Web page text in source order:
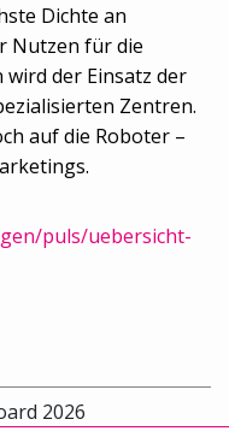
Dichte an
Nutzen für die
der Einsatz der
Zentren.
auf die Roboter –
puls/uebersicht-
2026